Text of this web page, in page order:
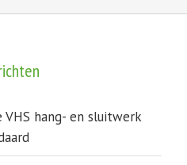
hang- en sluitwerk